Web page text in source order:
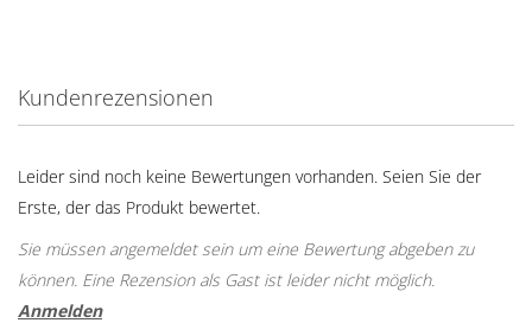
Kundenrezensionen
Leider sind noch keine Bewertungen vorhanden. Seien Sie der
Erste, der das Produkt bewertet.
Sie müssen angemeldet sein um eine Bewertung abgeben zu
können. Eine Rezension als Gast ist leider nicht möglich.
Anmelden